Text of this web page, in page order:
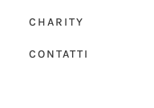
CHARITY
CONTATTI